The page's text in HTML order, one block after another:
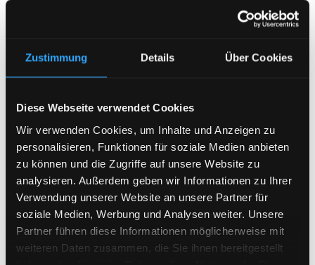
Zustimmung Details Über Cookies
Diese Webseite verwendet Cookies
Wir verwenden Cookies, um Inhalte und Anzeigen zu
personalisieren, Funktionen für soziale Medien anbieten
zu können und die Zugriffe auf unsere Website zu
analysieren. Außerdem geben wir Informationen zu Ihrer
Verwendung unserer Website an unsere Partner für
soziale Medien, Werbung und Analysen weiter. Unsere
Partner führen diese Informationen möglicherweise mit
weiteren Daten zusammen, die Sie ihnen bereitgestellt
über die JTL Fulfillment Network Schnittstelle anbindbar
Kontaktieren Sie uns!
Logistik Prozesse
Seit 2015 übernimmt die Subke GmbH als Fulfillment
Dienstleister zuverlässig das gesamte
Warenmanagement für Unternehmen im E-Commerce
mit skalierbarem Bestellvolumen.
Das Logistik-Center befindet sich direkt vor den Toren
von Hamburg in Lüneburg, sodass Container nur 30
Minuten aus dem Hamburger Hafen ins Lager benötigen.